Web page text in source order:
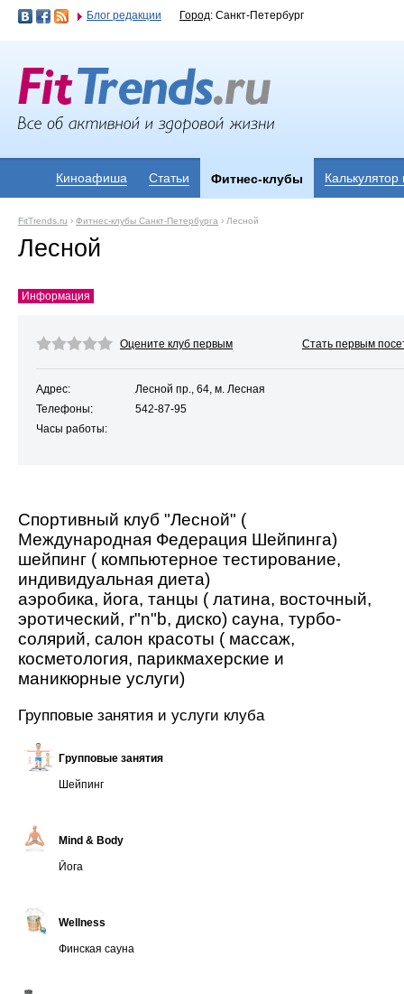
Блог редакции Город: Санкт-Петербург
Киноафиша Статьи Фитнес-клубы Калькулятор
FitTrends.ru › Фитнес-клубы Санкт-Петербурга › Лесной
Лесной
Информация
Оцените клуб первым Стать первым
Адрес:
Лесной пр., 64, м. Лесная
Телефоны:
542-87-95
Часы работы:
Спортивный клуб "Лесной" (
Международная Федерация Шейпинга)
шейпинг ( компьютерное тестирование,
индивидуальная диета)
аэробика, йога, танцы ( латина, восточный,
эротический, r"n"b, диско) сауна, турбо-
солярий, салон красоты ( массаж,
косметология, парикмахерские и
маникюрные услуги)
Групповые занятия и услуги клуба
Групповые занятия
Шейпинг
Mind & Body
Йога
Wellness
Финская сауна